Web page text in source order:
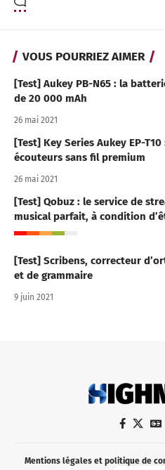
VOUS POURRIEZ AIMER
[Test] Aukey PB-N65 : la
de 20 000 mAh
26 mai 2021
[Test] Key Series Aukey EP-T10
écouteurs sans fil premium
26 mai 2021
[Test] Qobuz : le service de
musical parfait, à condition
[Test] Scribens, correcteur
et de grammaire
9 juin 2021
Mentions légales et politique de